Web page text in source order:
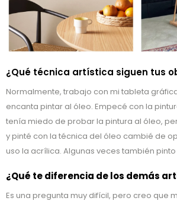
¿Qué técnica artística siguen tus
Normalmente, trabajo con mi tableta
encanta pintar al óleo. Empecé con la
tenía miedo de probar la pintura al óleo,
y pinté con la técnica del óleo cambié de
uso la acrílica. Algunas veces también
¿Qué te diferencia de los demás
Es una pregunta muy difícil, pero creo que